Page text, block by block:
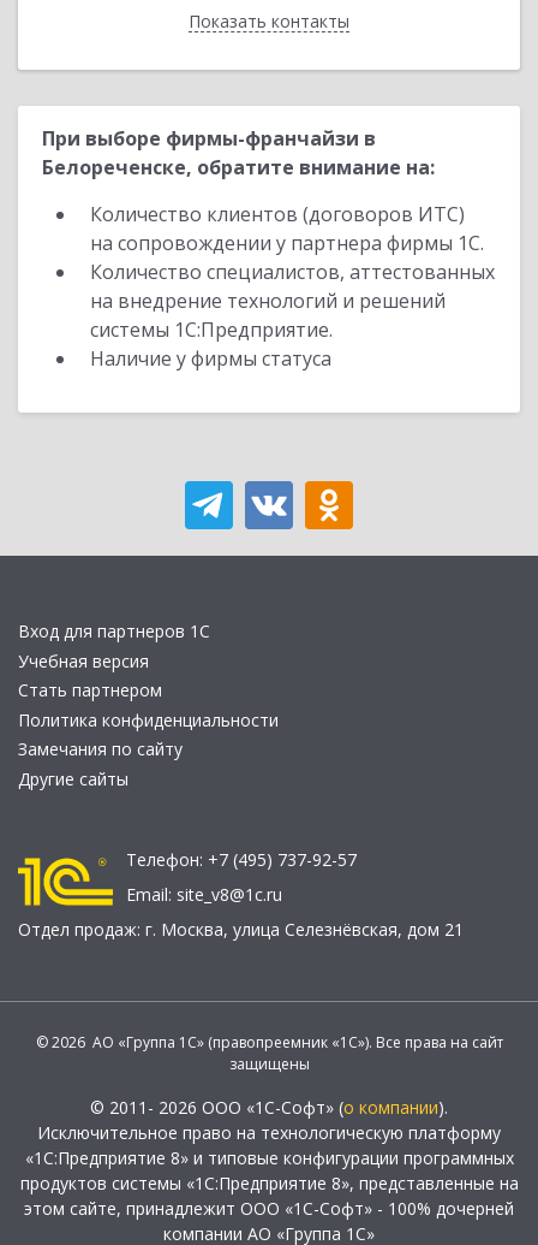
Показать контакты
Назад
При выборе фирмы-франчайзи в
Белореченске, обратите внимание на:
Количество клиентов (договоров ИТС)
на сопровождении у партнера фирмы 1С.
Количество специалистов, аттестованных
на внедрение технологий и решений
системы 1С:Предприятие.
Наличие у фирмы статуса
Вход для партнеров 1С
Учебная версия
Стать партнером
Политика конфиденциальности
Замечания по сайту
Другие сайты
Телефон: +7 (495) 737-92-57
Email: site_v8@1c.ru
Отдел продаж: г. Москва, улица Селезнёвская, дом 21
© 2026 АО «Группа 1С» (правопреемник «1С»). Все права на сайт
защищены
© 2011- 2026 ООО «1С-Софт» (о компании).
Исключительное право на технологическую платформу
«1С:Предприятие 8» и типовые конфигурации программных
продуктов системы «1С:Предприятие 8», представленные на
этом сайте, принадлежит ООО «1С-Софт» - 100% дочерней
компании АО «Группа 1С»